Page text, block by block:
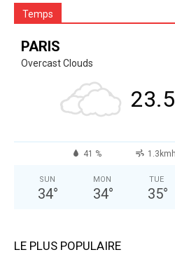
Temps
PARIS
Overcast Clouds
23.5
41 % 1.3kmh
SUN
34°
MON
34°
TUE
35°
LE PLUS POPULAIRE